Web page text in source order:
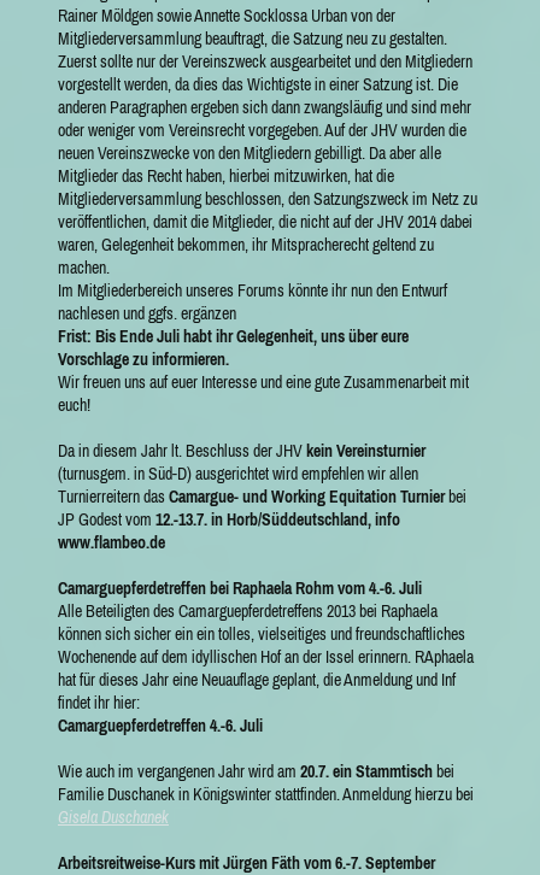
Rainer Möldgen sowie Annette Socklossa Urban von der
Mitgliederversammlung beauftragt, die Satzung neu zu gestalten.
Zuerst sollte nur der Vereinszweck ausgearbeitet und den Mitgliedern
vorgestellt werden, da dies das Wichtigste in einer Satzung ist. Die
anderen Paragraphen ergeben sich dann zwangsläufig und sind mehr
oder weniger vom Vereinsrecht vorgegeben. Auf der JHV wurden die
neuen Vereinszwecke von den Mitgliedern gebilligt. Da aber alle
Mitglieder das Recht haben, hierbei mitzuwirken, hat die
Mitgliederversammlung beschlossen, den Satzungszweck im Netz zu
veröffentlichen, damit die Mitglieder, die nicht auf der JHV 2014 dabei
waren, Gelegenheit bekommen, ihr Mitspracherecht geltend zu
machen.
Im Mitgliederbereich unseres Forums könnte ihr nun den Entwurf
nachlesen und ggfs. ergänzen
Frist: Bis Ende Juli habt ihr Gelegenheit, uns über eure
Vorschlage zu informieren.
Wir freuen uns auf euer Interesse und eine gute Zusammenarbeit mit
euch!
Da in diesem Jahr lt. Beschluss der JHV kein Vereinsturnier
(turnusgem. in Süd-D) ausgerichtet wird empfehlen wir allen
Turnierreitern dasCamargue- und Working Equitation Turnierbei
JP Godest vom 12.-13.7. in Horb/Süddeutschland, info
www.flambeo.de
Camarguepferdetreffen bei Raphaela Rohm vom 4.-6. Juli
Alle Beteiligten des Camarguepferdetreffens 2013 bei Raphaela
können sich sicher ein ein tolles, vielseitiges und freundschaftliches
Wochenende auf dem idyllischen Hof an der Issel erinnern. RAphaela
hat für dieses Jahr eine Neuauflage geplant, die Anmeldung und Inf
findet ihr hier:
Camarguepferdetreffen 4.-6. Juli
Wie auch im vergangenen Jahr wird am 20.7. ein Stammtisch bei
Familie Duschanek in Königswinter stattfinden. Anmeldung hierzu bei
Gisela Duschanek
Arbeitsreitweise-Kurs mit Jürgen Fäth vom 6.-7. September